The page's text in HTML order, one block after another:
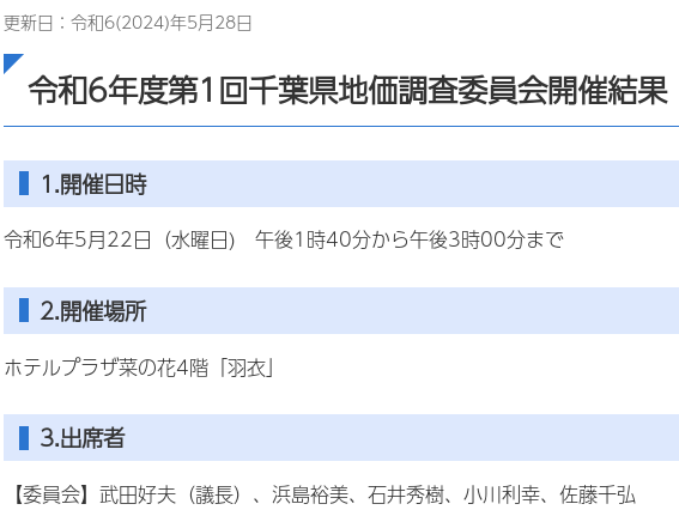
更新日：令和6(2024)年5月28日
令和6年度第1回千葉県地価調査委員会開催結果
1.開催日時
令和6年5月22日（水曜日) 午後1時40分から午後3時00分まで
2.開催場所
ホテルプラザ菜の花4階「羽衣」
3.出席者
【委員会】武田好夫（議長）、浜島裕美、石井秀樹、小川利幸、佐藤千弘